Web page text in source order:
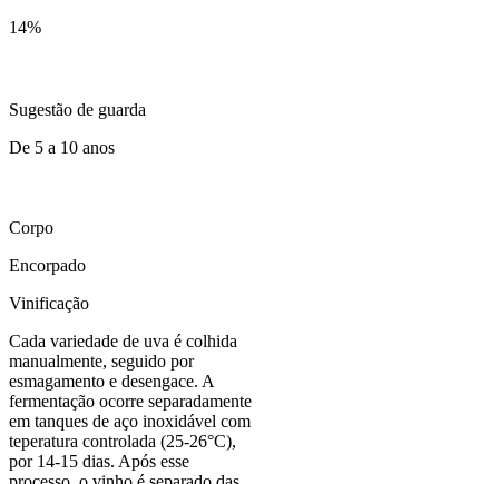
14%
Sugestão de guarda
De 5 a 10 anos
Corpo
Encorpado
Vinificação
Cada variedade de uva é colhida
manualmente, seguido por
esmagamento e desengace. A
fermentação ocorre separadamente
em tanques de aço inoxidável com
teperatura controlada (25-26°C),
por 14-15 dias. Após esse